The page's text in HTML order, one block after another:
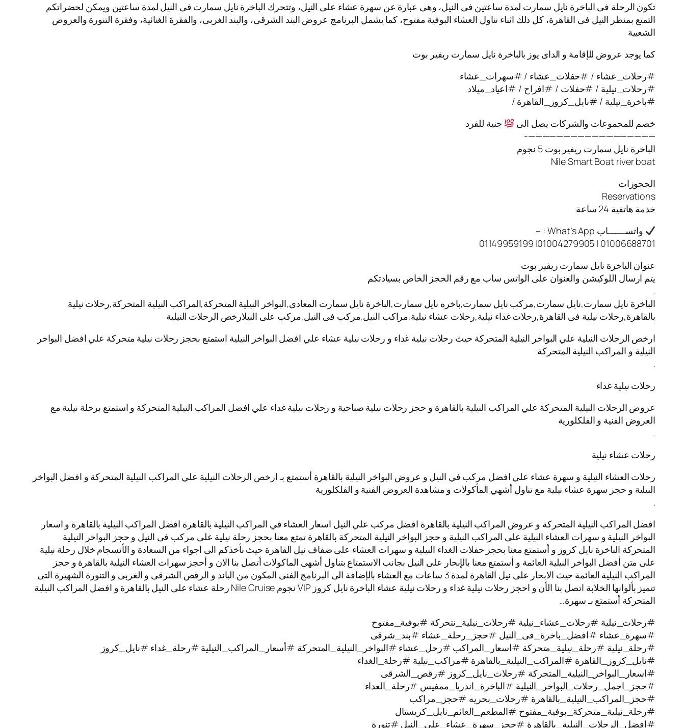
تكون الرحلة فى الباخرة نايل سمارت لمدة ساعتين فى النيل، وهى عبارة عن سهرة عشاء على النيل، وتتحرك الباخرة نايل سمارت فى النيل لمدة ساعتين ويمكن لحضراتكم
التمتع بمنظر النيل فى القاهرة، كل ذلك اثناء تناول العشاء البوفية مفتوح، كما يشمل البرنامج عروض البند الشرقى، والبند الغربى، والفقرة الغنائية، وفقرة التنورة والعروض
الشعبية
كما يوجد عروض للإقامة و الداى يوز بالباخرة نايل سمارت ريفير بوت
#رحلات_عشاء / #حفلات_عشاء / #سهرات_عشاء
#رحلات_نيلية / #حفلات / #افراح / #اعياد_ميلاد
#باخرة_نيلية / #نايل_كروز_القاهرة /
خصم للمجموعات والشركات يصل الى
جنية للفرد
——————————————————-
الباخرة نايل سمارت ريفير بوت 5 نجوم
Nile Smart Boat river boat
الحجوزات
Reservations
خدمة هاتفية 24 ساعة
واتســـــــاب What’s App : –
01006688701 | 01004279905| 01149959199
عنوان الباخرة نايل سمارت ريفير بوت
يتم ارسال اللوكيشن والعنوان على الواتس ساب مع رقم الحجز الخاص بسيادتكم
.
الباخرة نايل سمارت,نايل سمارت,مركب نايل سمارت,باخره نايل سمارت,الباخرة نايل سمارت المعادى,البواخر النيلية المتحركة,المراكب النيلية المتحركة,رحلات نيلية
بالقاهرة,رحلات نيلية فى القاهرة,رحلات غداء نيلية,رحلات عشاء نيلية,مراكب النيل,مركب فى النيل,مركب على النيلارخص الرحلات النيلية
ارخص الرحلات النيلية علي البواخر النيلية المتحركة حيث رحلات نيلية غداء و رحلات نيلية عشاء علي افضل البواخر النيلية استمتع بحجز رحلات نيلية متحركة علي افضل البواخر
النيلية و المراكب النيلية المتحركة
.
رحلات نيلية غداء
عروض الرحلات النيلية المتحركة علي المراكب النيلية بالقاهرة و حجز رحلات نيلية صباحية و رحلات نيلية غداء علي افضل المراكب النيلية المتحركة و استمتع برحلة نيلية مع
العروض الفنية و الفلكلورية
.
رحلات عشاء نيلية
رحلات العشاء النيلية و سهرة عشاء علي افضل مركب في النيل و عروض البواخر النيلية بالقاهرة أستمتع بـ ارخص الرحلات النيلية علي المراكب النيلية المتحركة و افضل البواخر
النيلية و حجز سهرة عشاء نيلية مع تناول أشهي المأكولات و مشاهدة العروض الفنية و الفلكلورية
.
افضل المراكب النيلية المتحركة و عروض المراكب النيلية بالقاهرة افضل مركب علي النيل اسعار العشاء في المراكب النيلية بالقاهرة افضل المراكب النيلية بالقاهرة و اسعار
البواخر النيلية و سهرات العشاء النيلية على المراكب النيلية و حجز البواخر النيلية المتحركة بالقاهرة تمتع معنا بحجز رحلة نيلية على مركب فى النيل و حجز البواخر النيلية
المتحركة الباخرة نايل كروز و أستمتع معنا بحجز حفلات الغداء النيلية و سهرات العشاء على ضفاف نيل القاهرة حيث نأخذكم الى اجواء من السعادة و الأنسجام خلال رحلة نيلية
على متن أفضل البواخر النيلية العائمة و أستمتع معنا بالإبحار على النيل بجانب الاستمتاع بتناول أشهى الماكولات أتصل بنا الان و أحجز سهرات العشاء النيلية بالقاهرة و حجز
المراكب النيلية العائمة حيث الابحار على نيل القاهرة لمدة 3 ساعات مع العشاء بالإضافة الى البرنامج الفنى المكون من الباند و الرقص الشرقى و الغربى و التنورة الشهيرة التى
تتميز بألوانها الخلابة اتصل بنا الأن و احجز رحلات نيلية غداء و رحلات نيلية عشاء الباخرة نايل كروز VIP نجوم Nile Cruise رحلة عشاء على النيل بالقاهرة و افضل المراكب النيلية
المتحركة أستمتع بـ سهرة…
#رحلات_نيلية #رحلات_عشاء_نيلية #رحلات_نيلية_نتحركة #بوفية_مفتوح
#سهرة_عشاء #افضل_باخرة_فى_النيل #حجز_رحلة_عشاء #بند_شرقى
#رحلة_نيلية #رحلة_نيلية_متحركة #اسعار_المراكب #رحل_عشاء #البواخر_النيلية_المتحركة #أسعار_المراكب_النيلية #رحلة_غداء #نايل_كروز
#نايل_كروز_القاهرة #المراكب_النيلية_بالقاهرة #مراكب_نيلية #رحلة_الغداء
#اسعار_البواخر_النيلية_المتحركة #رحلات_نايل_كروز #رقص_الشرقى
#حجز_اجمل_رحلات_البواخر_النيلية #الباخرة_اندريا_ممفيس #رحلة_الغداء
#حجز_المراكب_النيلية_بالقاهرة #رحلات_بحريه #حجز_مراكب
#رحلة_نيلية_متحركة_بوفية_مفتوح #المطعم_العائم_نايل_كريستال
#افضل_الرحلات_النيلية_بالقاهرة #حجز_سهرة_عشاء_على_النيل #تنورة